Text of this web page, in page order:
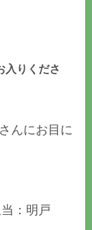
入りくださ
んにお目に
：明戸